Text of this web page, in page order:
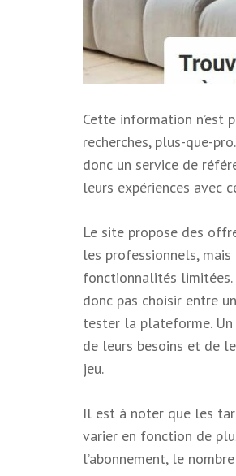
Cette information n’est
recherches, plus-que-
donc un service de
leurs expériences avec
Le site propose des
les professionnels,
fonctionnalités limitées.
donc pas choisir entre
tester la plateforme.
de leurs besoins et de
jeu.
Il est à noter que les
varier en fonction de
l’abonnement, le